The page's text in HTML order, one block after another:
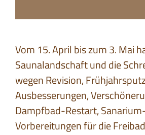
Vom 15. April bis zum 3. Mai
Saunalandschaft und die
wegen Revision,
Ausbesserungen,
Dampfbad-Restart,
Vorbereitungen für die